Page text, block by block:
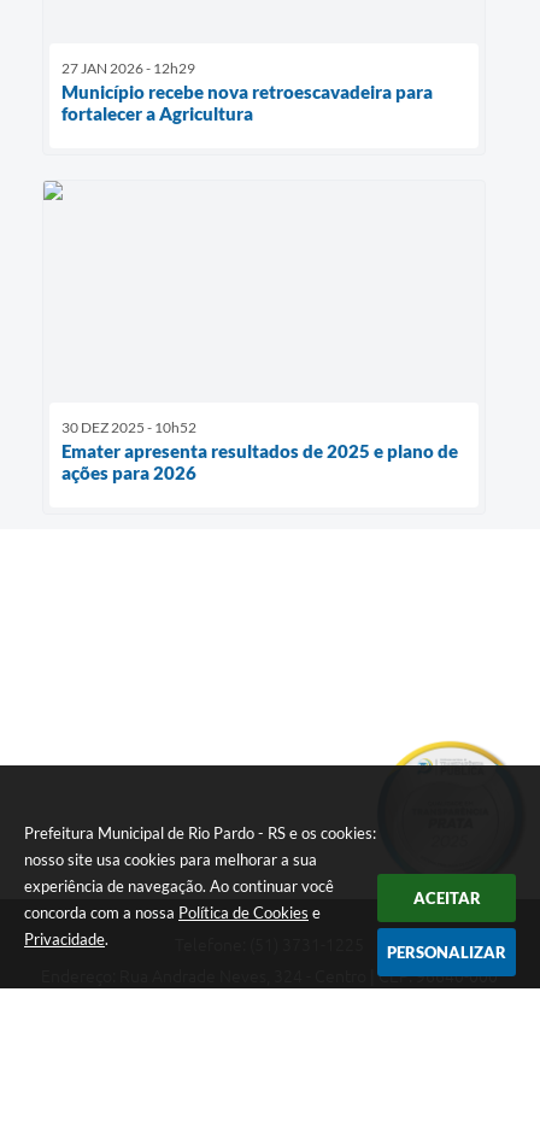
Prefeitura Municipal de Rio Pardo - RS e os cookies:
nosso site usa cookies para melhorar a sua
experiência de navegação. Ao continuar você
concorda com a nossa Política de Cookies e
Privacidade.
ACEITAR
PERSONALIZAR
27 JAN 2026 - 12h29
Município recebe nova retroescavadeira para
fortalecer a Agricultura
30 DEZ 2025 - 10h52
Emater apresenta resultados de 2025 e plano de
ações para 2026
Endereço: Rua Andrade Neves, 324 - Centro | CEP: 96640-000